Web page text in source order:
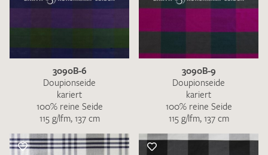
3090B-6
Doupionseide
kariert
100% reine Seide
115 g/lfm, 137 cm
3090B-9
Doupionseide
kariert
100% reine Seide
115 g/lfm, 137 cm